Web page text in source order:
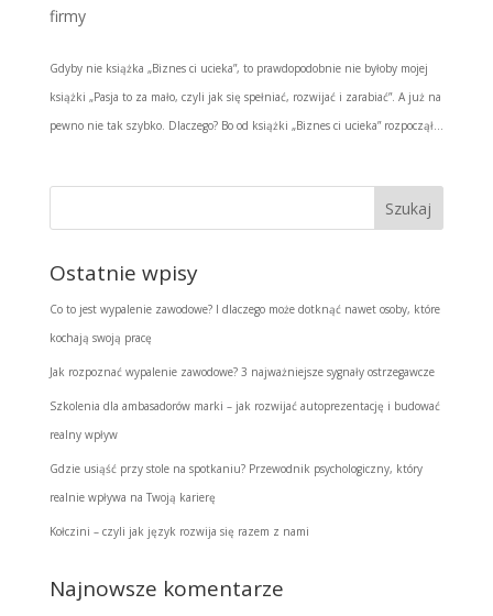
firmy
Gdyby nie książka „Biznes ci ucieka”, to prawdopodobnie nie byłoby mojej
książki „Pasja to za mało, czyli jak się spełniać, rozwijać i zarabiać”. A już na
pewno nie tak szybko. Dlaczego? Bo od książki „Biznes ci ucieka” rozpoczął...
Ostatnie wpisy
Co to jest wypalenie zawodowe? I dlaczego może dotknąć nawet osoby, które
kochają swoją pracę
Jak rozpoznać wypalenie zawodowe? 3 najważniejsze sygnały ostrzegawcze
Szkolenia dla ambasadorów marki – jak rozwijać autoprezentację i budować
realny wpływ
Gdzie usiąść przy stole na spotkaniu? Przewodnik psychologiczny, który
realnie wpływa na Twoją karierę
Kołczini – czyli jak język rozwija się razem z nami
Najnowsze komentarze